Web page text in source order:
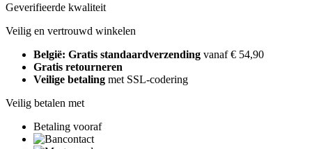
Geverifieerde kwaliteit
Veilig en vertrouwd winkelen
België: Gratis standaardverzending vanaf € 54,90
Gratis retourneren
Veilige betaling met SSL-codering
Veilig betalen met
Betaling vooraf